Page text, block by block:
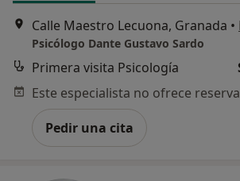
Calle Maestro Lecuona, Granada •
Psicólogo Dante Gustavo Sardo
Primera visita Psicología
Pedir una cita